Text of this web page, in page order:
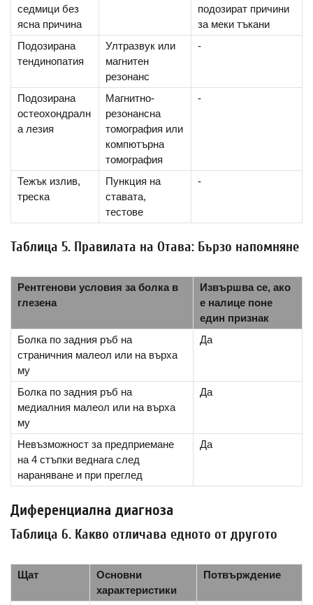
седмици без
ясна причина
подозират причини
за меки тъкани
Подозирана
тендинопатия
Ултразвук или
магнитен
резонанс
-
Подозирана
остеохондралн
а лезия
Магнитно-
резонансна
томография или
компютърна
томография
-
Тежък излив,
треска
Пункция на
ставата,
тестове
-
Таблица 5. Правилата на Отава: Бързо напомняне
Рентгенови условия за болка в
глезена
Извършва се, ако
е налице поне
един признак
Болка по задния ръб на
страничния малеол или на върха
му
Да
Болка по задния ръб на
медиалния малеол или на върха
му
Да
Невъзможност за предприемане
на 4 стъпки веднага след
нараняване и при преглед
Да
Диференциална диагноза
Таблица 6. Какво отличава едното от другото
Щат
Основни
характеристики
Потвърждение